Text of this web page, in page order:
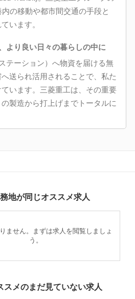
の移動や都市間交通の手段と
います。
より良い日々の暮らしの中に
テーション）へ物資を届ける無
送られ活用されることで、私た
います。三菱重工は、その重要
製造から打上げまでトータルに
地が同じオススメ求人
ません。まずは求人を閲覧しましょ
う。
スメのまだ見ていない求人